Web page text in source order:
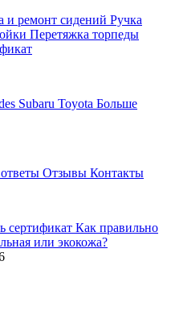
и ремонт сидений Ручка
Перетяжка торпеды
Subaru Toyota Больше
Отзывы Контакты
сертификат Как правильно
или экокожа?